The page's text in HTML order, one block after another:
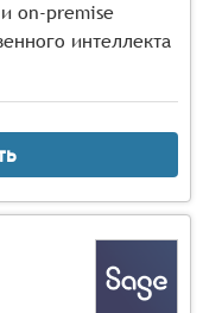
on-premise
интеллекта